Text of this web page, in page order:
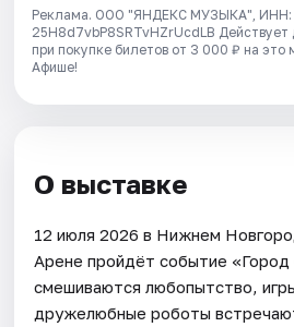
Реклама. ООО "ЯНДЕКС МУЗЫКА", ИНН:
25H8d7vbP8SRTvHZrUcdLB
при покупке билетов от 3 000 ₽ на это
Афише!
О выставке
12 июля 2026 в Нижнем
Арене пройдёт событие
смешиваются любопытство,
дружелюбные роботы